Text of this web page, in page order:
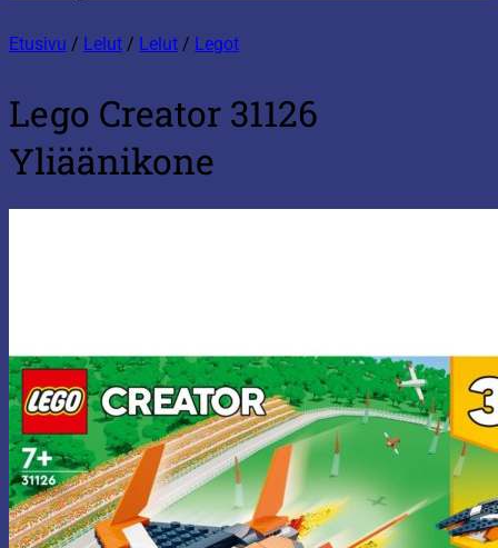
Etusivu / Lelut / Lelut / Legot
Lego Creator 31126
Yliäänikone